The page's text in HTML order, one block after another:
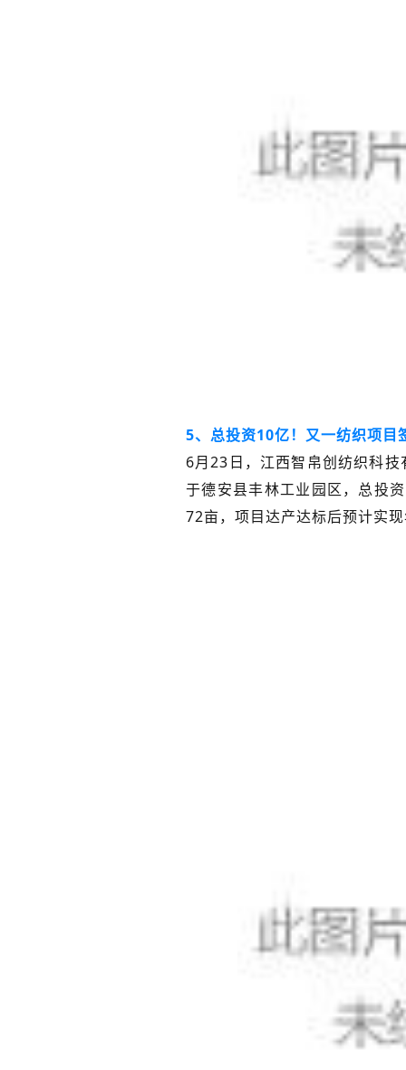
5、总投资10亿！又一纺织项目
6月23日，江西智帛创纺织科
于德安县丰林工业园区，总投
72亩，项目达产达标后预计实